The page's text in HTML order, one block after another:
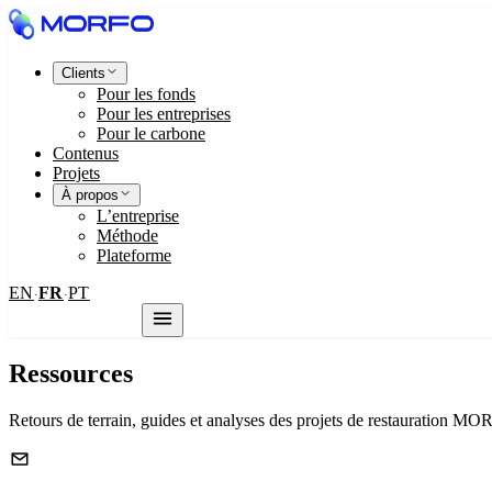
Clients
Pour les fonds
Pour les entreprises
Pour le carbone
Contenus
Projets
À propos
L’entreprise
Méthode
Plateforme
EN ·FR ·PT
Ressources
Retours de terrain, guides et analyses des projets de restauration